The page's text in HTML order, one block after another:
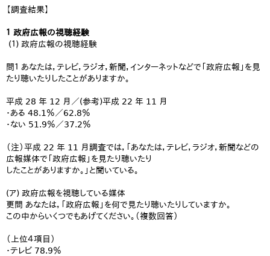
【調査結果】
１ 政府広報の視聴経験
(１) 政府広報の視聴経験
問１ あなたは，テレビ，ラジオ，新聞，インターネットなどで「政府広報」を見
たり聴いたりしたことがありますか。
平成 28 年 12 月／(参考)平成 22 年 11 月
・ある 48.1％／62.8％
・ない 51.9％／37.2％
（注）平成 22 年 11 月調査では，「あなたは，テレビ，ラジオ，新聞などの
広報媒体で「政府広報」を見たり聴いたり
したことがありますか。」と聞いている。
(ア) 政府広報を視聴している媒体
更問 あなたは，「政府広報」を何で見たり聴いたりしていますか。
この中からいくつでもあげてください。（複数回答）
（上位４項目）
・テレビ 78.9％